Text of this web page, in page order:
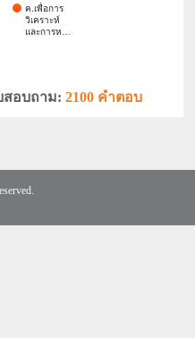
ค.เพื่อการ
วิเคราะห์
และการห…
สอบถาม:2100 คำตอบ